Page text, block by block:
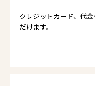
クレジットカード、代
だけます。